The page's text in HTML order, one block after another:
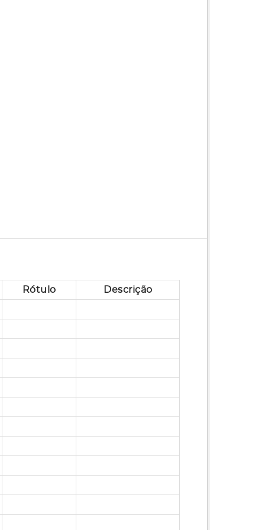
Rótulo Descrição